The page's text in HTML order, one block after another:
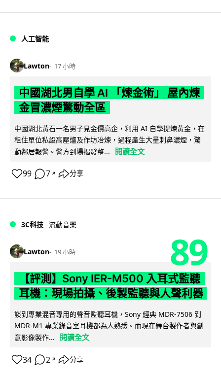
人工智能
Lawton 17 小時
中國湖北男自學 AI 「煉金術」 屋內煉
金冒濃煙驚動全區
中國湖北黃石一名男子見金價高企，利用 AI 自學提煉黃金，在
租住單位私設高壓爐及作坊冶煉，過程產生大量刺鼻濃煙，驚
動鄰居報警。警方到場揭發整...
閱讀全文
99 7 ↗ 分享
3C科技 流動音樂
Lawton 19 小時 89
【評測】Sony IER-M500 入耳式監聽
耳機：現場拍攝、後製監聽與人聲利器
談到專業混音專用的聲音監聽耳機，Sony 經典 MDR-7506 到
MDR-M1 專業錄音室耳機都為人熟悉。而現在舞台製作者與創
意影像製作...
閱讀全文
34 2 ↗ 分享